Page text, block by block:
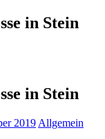
in Stein
in Stein
2019 Allgemein